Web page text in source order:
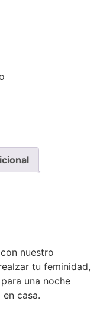
nuestro
tu feminidad,
una noche
casa.